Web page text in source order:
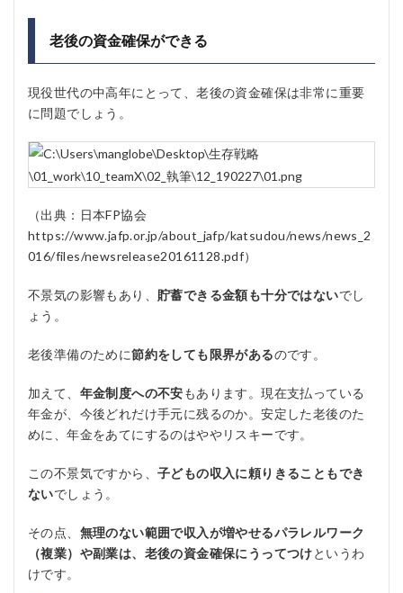
老後の資金確保ができる
現役世代の中高年にとって、老後の資金確保は非常に重要
に問題でしょう。
（出典：日本FP協会
https://www.jafp.or.jp/about_jafp/katsudou/news/news_2
016/files/newsrelease20161128.pdf）
不景気の影響もあり、 貯蓄できる金額も十分ではないでし
ょう。
老後準備のために節約をしても限界があるのです。
加えて、 年金制度への不安もあります。現在支払っている
年金が、今後どれだけ手元に残るのか。安定した老後のた
めに、年金をあてにするのはややリスキーです。
この不景気ですから、 子どもの収入に頼りきることもでき
ないでしょう。
その点、 無理のない範囲で収入が増やせるパラレルワーク
（複業）や副業は、老後の資金確保にうってつけというわ
けです。